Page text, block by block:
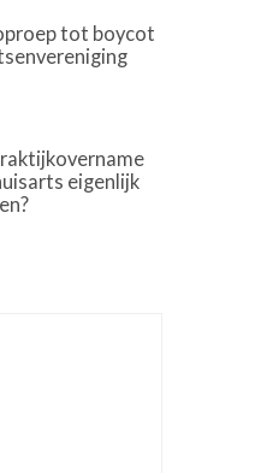
tot boycot
eigenlijk